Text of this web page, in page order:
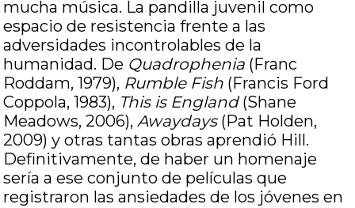
mucha música. La pandilla juvenil como
espacio de resistencia frente a las
adversidades incontrolables de la
humanidad. De Quadrophenia (Franc
Roddam, 1979), Rumble Fish (Francis Ford
Coppola, 1983), This is England(Shane
Meadows, 2006),Awaydays (Pat Holden,
2009) y otras tantas obras aprendió Hill.
Definitivamente, de haber un homenaje
sería a ese conjunto de películas que
registraron las ansiedades de los jóvenes en